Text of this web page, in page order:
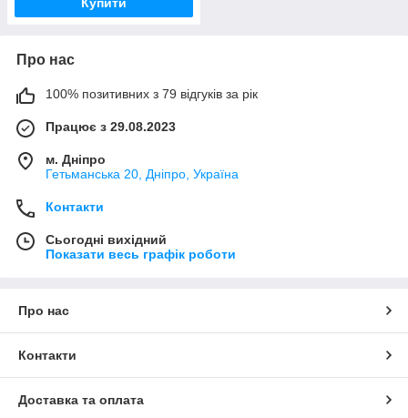
Про нас
100% позитивних з 79 відгуків за рік
Працює з 29.08.2023
м. Дніпро
Гетьманська 20, Дніпро, Україна
Контакти
Сьогодні вихідний
Показати весь графік роботи
Про нас
Контакти
Доставка та оплата